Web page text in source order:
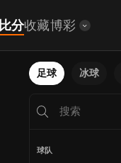
比分收藏博彩
足球 冰球
球队